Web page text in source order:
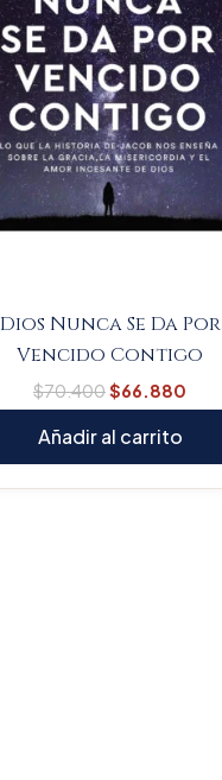
Dios Nunca Se Da Por
Vencido Contigo
$70.400$66.880
Añadir al carrito